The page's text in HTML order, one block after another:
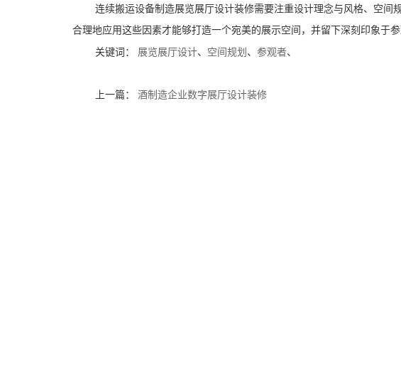
连续搬运设备制造展览展厅设计装修需要注重设计理念与风格、空
合理地应用这些因素才能够打造一个宛美的展示空间，并留下深刻印象于参
关键词： 展览展厅设计、 空间规划 、 参观者、
上一篇： 酒制造企业数字展厅设计装修